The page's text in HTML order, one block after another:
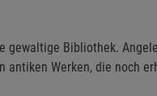
gewaltige Bibliothek.
antiken Werken, die noch